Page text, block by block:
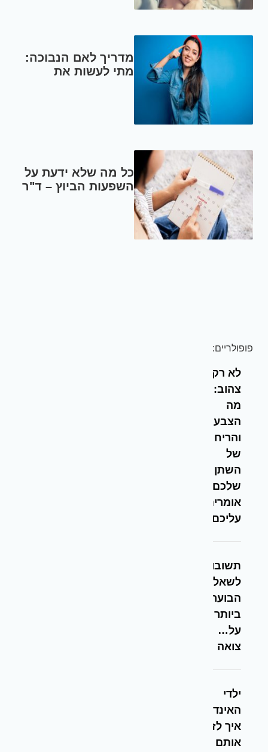
מדריך לאם הנבוכה:
מתי לעשות את
כל מה שלא ידעת על
השפעות הביוץ – ד"ר
פופולריים:
לא רק
צהוב:
מה
הצבע
והריח
של
השתן
שלכם
אומרים
עליכם?
תשובות
לשאלות
הבוערות
ביותר
על…
צואה
ילדי
האינדיגו –
איך לזהות
אותם ואיך